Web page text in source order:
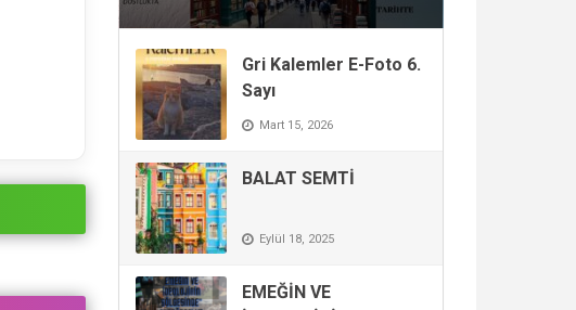
Gri Kalemler E-Foto 6.
Sayı
Mart 15, 2026
BALAT SEMTİ
Eylül 18, 2025
EMEĞİN VE